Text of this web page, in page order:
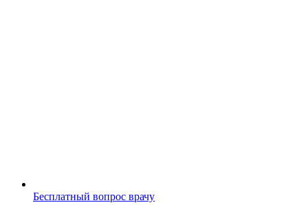
Бесплатный вопрос врачу